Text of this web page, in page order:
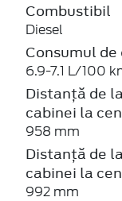
Combustibil
Diesel
Consumul
6.9-7.1 L/100
Distanță de
cabinei la
958 mm
Distanță de
cabinei la
992 mm